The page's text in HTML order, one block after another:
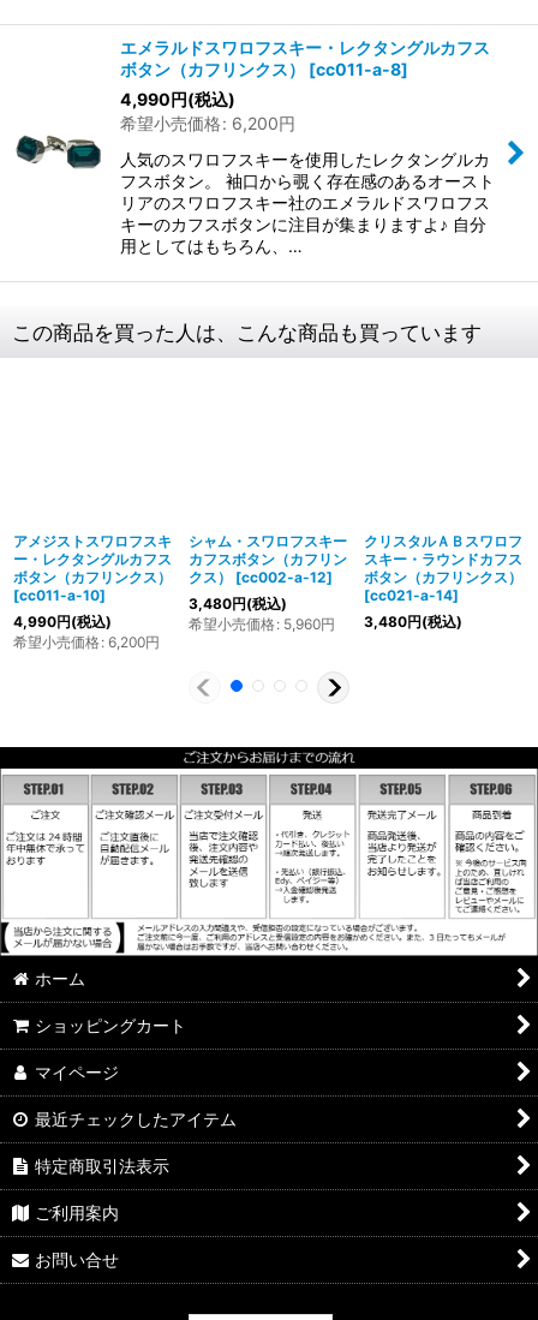
エメラルドスワロフスキー・レクタングルカフス
ボタン（カフリンクス）
[cc011-a-8]
4,990円(税込)
希望小売価格: 6,200円
人気のスワロフスキーを使用したレクタングルカ
フスボタン。 袖口から覗く存在感のあるオースト
リアのスワロフスキー社のエメラルドスワロフス
キーのカフスボタンに注目が集まりますよ♪ 自分
用としてはもちろん、…
この商品を買った人は、こんな商品も買っています
アメジストスワロフスキ
ー・レクタングルカフス
ボタン（カフリンクス）
[cc011-a-10]
4,990円(税込)
希望小売価格: 6,200円
シャム・スワロフスキー
カフスボタン（カフリン
クス）
[cc002-a-12]
3,480円(税込)
希望小売価格: 5,960円
クリスタルＡＢスワロフ
スキー・ラウンドカフス
ボタン（カフリンクス）
[cc021-a-14]
3,480円(税込)
ホーム
ショッピングカート
マイページ
最近チェックしたアイテム
特定商取引法表示
ご利用案内
お問い合せ